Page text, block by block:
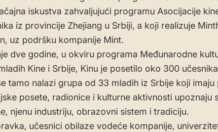
iskustva zahvaljujući programu Asocijacije
iz provincije Zhejiang u Srbiji, a koji realizuje
uz podršku kompanije Mint.
dve godine, u okviru programa Međunarodne
Kine i Srbije, Kinu je posetilo oko 300
tamo nalazi grupa od 33 mladih iz Srbije koji imaju
posete, radionice i kulturne aktivnosti upoznaju
njenu industriju, obrazovni sistem i tradiciju.
učesnici obilaze vodeće kompanije,